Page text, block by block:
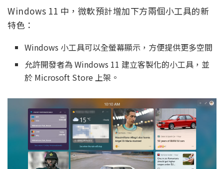
Windows 11 中，微軟預計增加下方兩個小工具的新
特色：
Windows 小工具可以全螢幕顯示，方便提供更多空間
允許開發者為 Windows 11 建立客製化的小工具，並
於 Microsoft Store 上架。